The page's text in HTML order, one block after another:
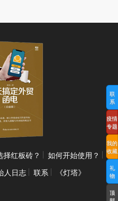
择红板砖？
如何开始使用？
人日志 联系 《灯塔》
联
系
疫情
专题
我的
收藏
礼
物
顶